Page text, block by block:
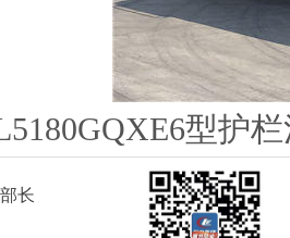
型护
长